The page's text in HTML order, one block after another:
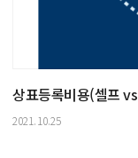
상표등록비용(셀프
2021.10.25